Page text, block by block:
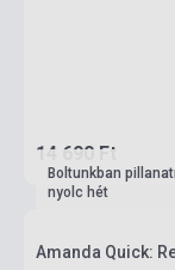
14 690 Ft
Boltunkban
nyolc hét
Amanda Quick: